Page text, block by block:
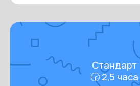
Стандарт
🕝 2,5 часа